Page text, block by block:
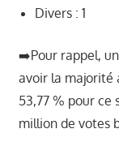
Divers : 1
➡️Pour rappel,
avoir la majorité
53,77 % pour ce
million de votes